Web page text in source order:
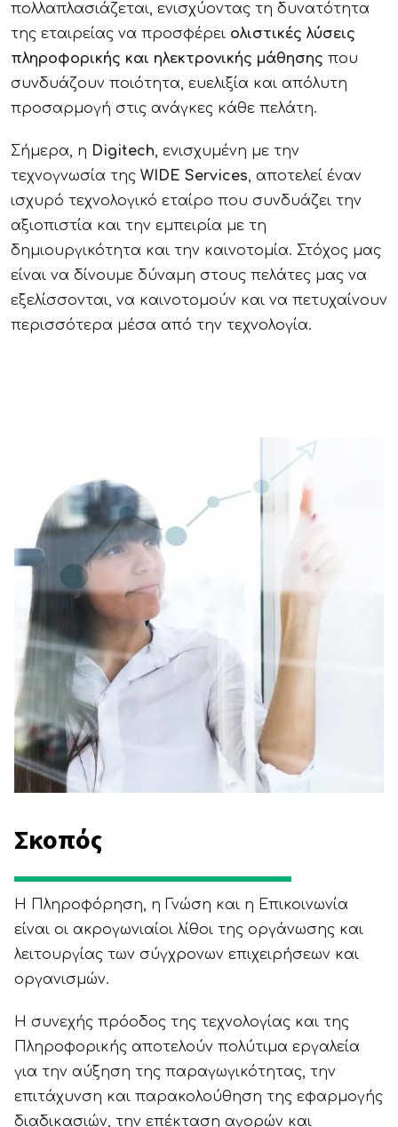
πολλαπλασιάζεται, ενισχύοντας τη δυνατότητα
της εταιρείας να προσφέρει ολιστικές λύσεις
πληροφορικής και ηλεκτρονικής μάθησης που
συνδυάζουν ποιότητα, ευελιξία και απόλυτη
προσαρμογή στις ανάγκες κάθε πελάτη.
Σήμερα, η Digitech, ενισχυμένη με την
τεχνογνωσία της WIDE Services, αποτελεί έναν
ισχυρό τεχνολογικό εταίρο που συνδυάζει την
αξιοπιστία και την εμπειρία με τη
δημιουργικότητα και την καινοτομία. Στόχος μας
είναι να δίνουμε δύναμη στους πελάτες μας να
εξελίσσονται, να καινοτομούν και να πετυχαίνουν
περισσότερα μέσα από την τεχνολογία.
Σκοπός
Η Πληροφόρηση, η Γνώση και η Επικοινωνία
είναι οι ακρογωνιαίοι λίθοι της οργάνωσης και
λειτουργίας των σύγχρονων επιχειρήσεων και
οργανισμών.
Η συνεχής πρόοδος της τεχνολογίας και της
Πληροφορικής αποτελούν πολύτιμα εργαλεία
για την αύξηση της παραγωγικότητας, την
επιτάχυνση και παρακολούθηση της εφαρμογής
διαδικασιών, την επέκταση αγορών και